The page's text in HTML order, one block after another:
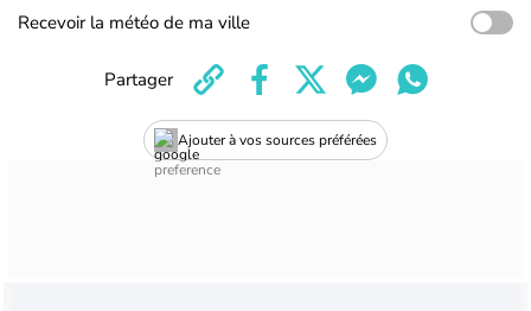
Recevoir la météo de ma ville
Ajouter à vos sources préférées
Partager